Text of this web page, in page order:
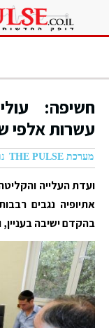
חשיפה:
עשרות אלפי
מערכת THE PULSE
ועדת העלייה
אתיופיה נגבים
בהקדם ישיבה בעניין,